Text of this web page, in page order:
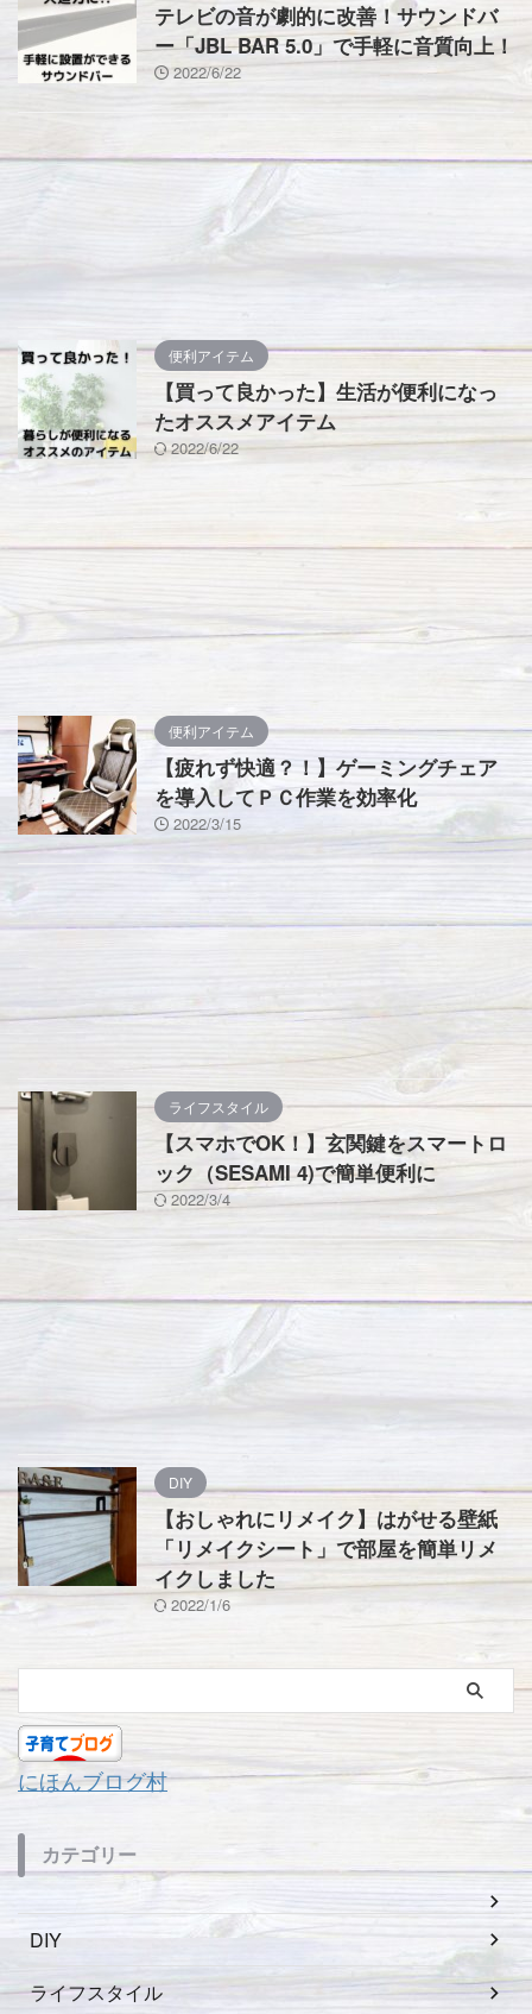
テレビの音が劇的に改善！サウンドバ
ー「JBL BAR 5.0」で手軽に音質向上！
2022/6/22
便利アイテム
【買って良かった】生活が便利になっ
たオススメアイテム
2022/6/22
便利アイテム
【疲れず快適？！】ゲーミングチェア
を導入してＰＣ作業を効率化
2022/3/15
ライフスタイル
【スマホでOK！】玄関鍵をスマートロ
ック（SESAMI 4)で簡単便利に
2022/3/4
DIY
【おしゃれにリメイク】はがせる壁紙
「リメイクシート」で部屋を簡単リメ
イクしました
2022/1/6
にほんブログ村
カテゴリー
DIY
ライフスタイル